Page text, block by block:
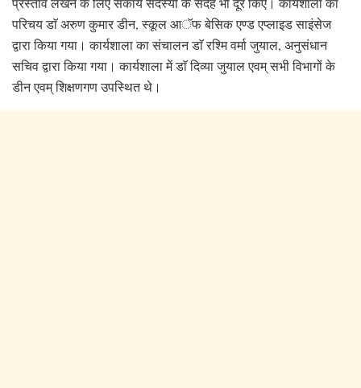
परिचय डाॅ अरुण कुमार डीन, स्कूल आॅफ बेसिक एण्ड एप्लाइड साइंसेज
द्वारा किया गया। कार्यशाला का संचालन डाॅ रश्मि वर्मा जुयाल, अनुसंधान
सचिव द्वारा किया गया। कार्यशाला में डाॅ दिव्या जुयाल एवम् सभी विभागों के
डीन एवम् शिक्षणगण उपस्थित थे।